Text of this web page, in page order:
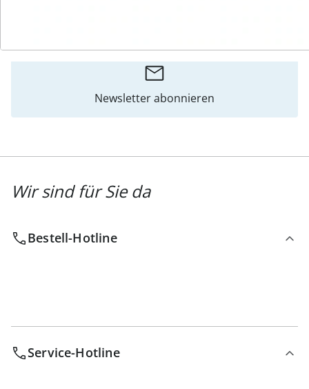
Newsletter abonnieren
Wir sind für Sie da
Bestell-Hotline
Service-Hotline